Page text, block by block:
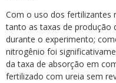
Com o uso dos fertilizantes
tanto as taxas de produção
durante o experimento;
nitrogênio foi
da taxa de absorção em
fertilizado com ureia sem